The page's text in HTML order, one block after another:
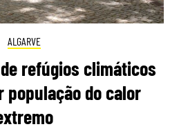
ALGARVE
refúgios climáticos
população do calor